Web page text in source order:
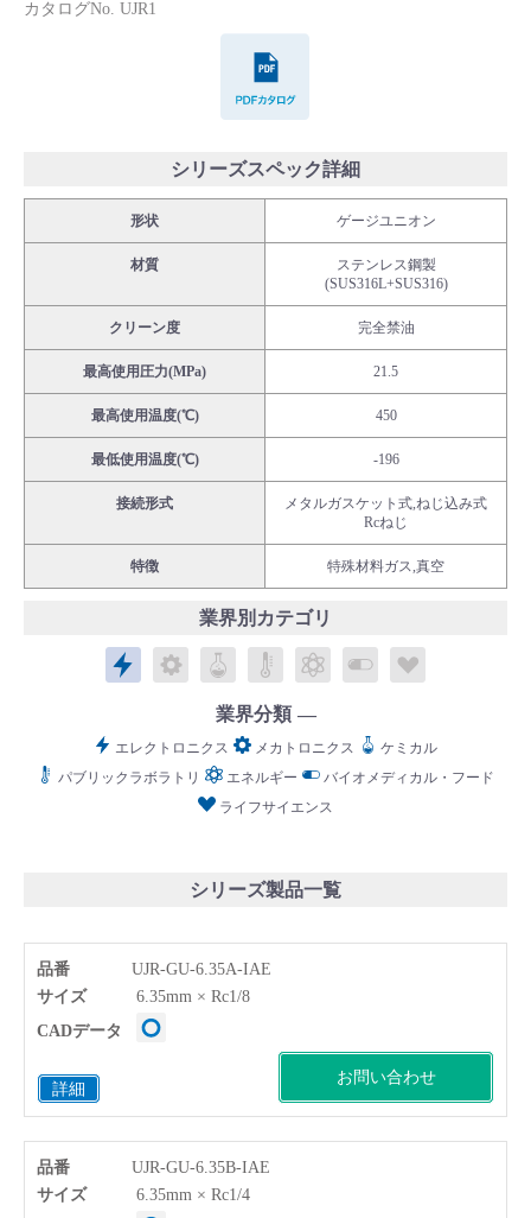
バルブと継手のきほん
説明会・講習会
ログイン
会社情報
Corporate Blog
採用情報
日本語／English
お問い合わせ
カタログNo. UJR1
シリーズスペック詳細
形状 ゲージユニオン
材質
ステンレス鋼製
(SUS316L+SUS316)
クリーン度 完全禁油
最高使用圧力(MPa) 21.5
最高使用温度(℃) 450
最低使用温度(℃) -196
接続形式
メタルガスケット式,ねじ込み式
Rcねじ
特徴 特殊材料ガス,真空
業界別カテゴリ
エレクトロニクス
メカトロニクス
ケミカルパブリックラボラトリ
エネルギーバイオメディカ
業界分類
エレクトロニクス メカトロニクス
ケミカル
パブリックラボラトリ
エネルギー
バイオメディカル・フード
ライフサイエンス
シリーズ製品一覧
品番 UJR-GU-6.35A-IAE
詳細
サイズ 6.35mm × Rc1/8
お問い合わせ
CADデータ
品番 UJR-GU-6.35B-IAE
サイズ 6.35mm × Rc1/4